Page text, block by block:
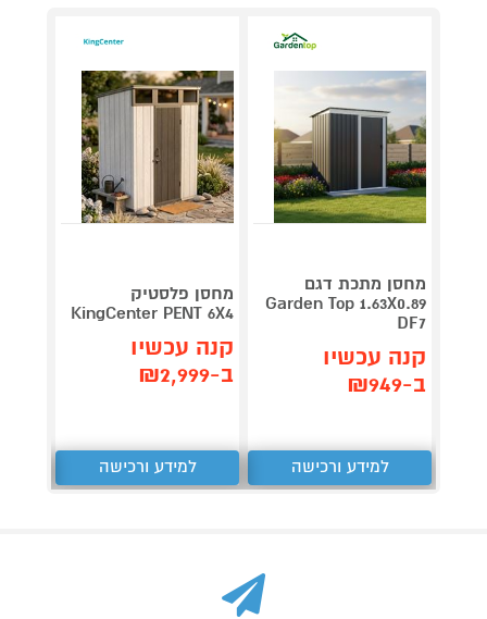
מחסן מתכת דגם
Garden Top 1.63X0.89
DF7
קנה עכשיו
ב-₪949
למידע ורכישה
מחסן פלסטיק
KingCenter PENT 6X4
קנה עכשיו
ב-₪2,999
למידע ורכישה